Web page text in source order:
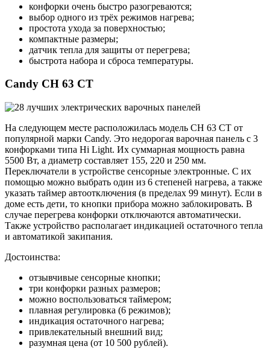
конфорки очень быстро разогреваются;
выбор одного из трёх режимов нагрева;
простота ухода за поверхностью;
компактные размеры;
датчик тепла для защиты от перегрева;
быстрота набора и сброса температуры.
Candy CH 63 CT
На следующем месте расположилась модель CH 63 CT от
популярной марки Candy. Это недорогая варочная панель с 3
конфорками типа Hi Light. Их суммарная мощность равна
5500 Вт, а диаметр составляет 155, 220 и 250 мм.
Переключатели в устройстве сенсорные электронные. С их
помощью можно выбрать один из 6 степеней нагрева, а также
указать таймер автоотключения (в пределах 99 минут). Если в
доме есть дети, то кнопки прибора можно заблокировать. В
случае перегрева конфорки отключаются автоматически.
Также устройство располагает индикацией остаточного тепла
и автоматикой закипания.
Достоинства:
отзывчивые сенсорные кнопки;
три конфорки разных размеров;
можно воспользоваться таймером;
плавная регулировка (6 режимов);
индикация остаточного нагрева;
привлекательный внешний вид;
разумная цена (от 10 500 рублей).